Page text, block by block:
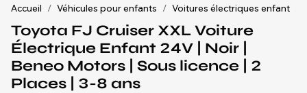
Accueil / Véhicules pour enfants / Voitures électriques enfant
Toyota FJ Cruiser XXL Voiture
Électrique Enfant 24V | Noir |
Beneo Motors | Sous licence | 2
Places | 3-8 ans